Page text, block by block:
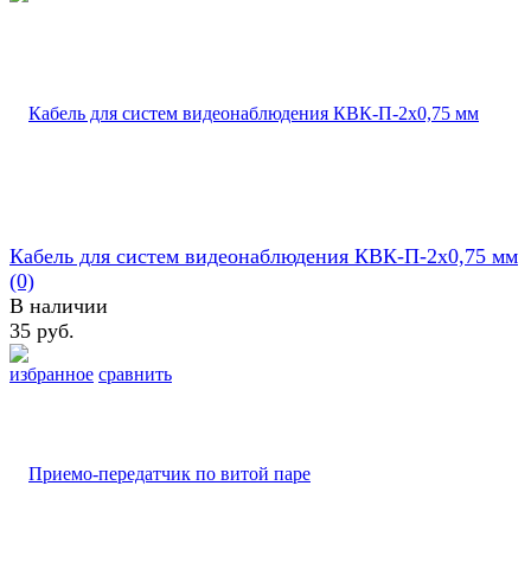
избранное сравнить
Кабель для систем видеонаблюдения КВК-П-2х0,75 мм
(0)
В наличии
35 руб.